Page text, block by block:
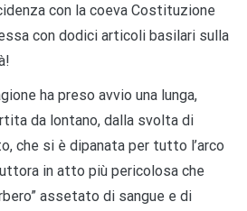
con la coeva Costituzione
con dodici articoli basilari sulla
ha preso avvio una lunga,
da lontano, dalla svolta di
che si è dipanata per tutto l’arco
in atto più pericolosa che
assetato di sangue e di